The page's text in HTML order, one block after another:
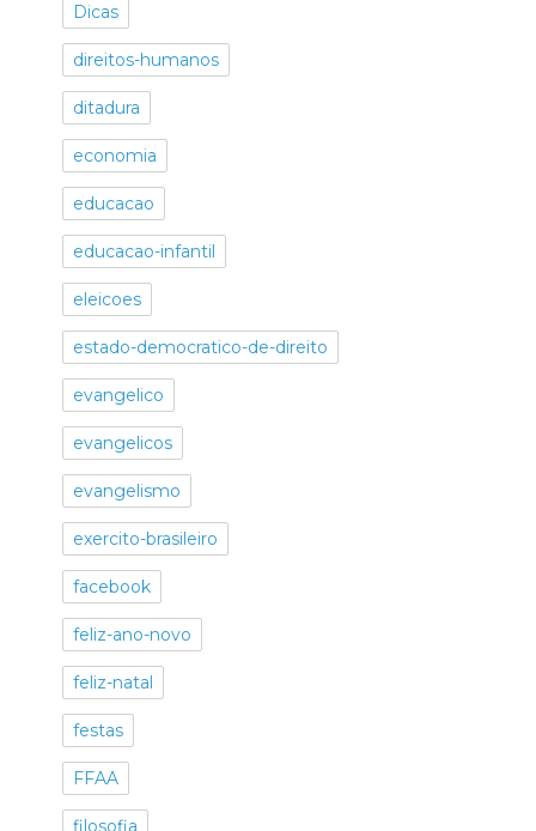
Dicas
direitos-humanos
ditadura
economia
educacao
educacao-infantil
eleicoes
estado-democratico-de-direito
evangelico
evangelicos
evangelismo
exercito-brasileiro
facebook
feliz-ano-novo
feliz-natal
festas
FFAA
filosofia